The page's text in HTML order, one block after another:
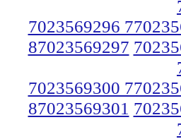
7023569296
87023569297
7023569300
87023569301